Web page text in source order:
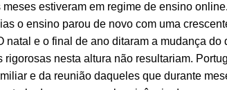
estiveram em regime de ensino
o ensino parou de novo com uma
natal e o final de ano ditaram a mudança
rigorosas nesta altura não resultariam.
e da reunião daqueles que durante